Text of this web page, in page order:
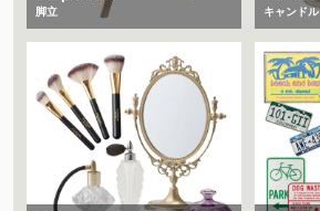
脚立 キャンドル